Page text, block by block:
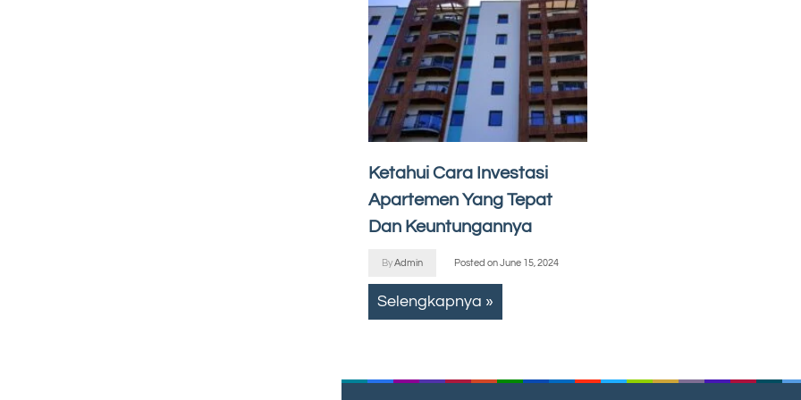
Ketahui Cara Investasi
Apartemen Yang Tepat
Dan Keuntungannya
ByAdmin Posted onJune 15, 2024
Selengkapnya »